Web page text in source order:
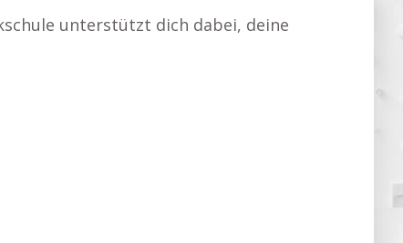
unterstützt dich dabei, deine